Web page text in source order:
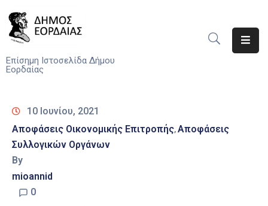
Επίσημη Ιστοσελίδα Δήμου
Εορδαίας
Υπηρεσίες
Του
Δήμου
10 Ιουνίου, 2021
Αποφάσεις Οικονομικής Επιτροπής‚Αποφάσεις
Συλλογικών Οργάνων
By
mioannid
0